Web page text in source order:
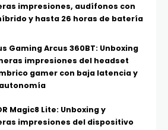
impresiones, audífonos con
y hasta 26 horas de batería
Gaming Arcus 360BT: Unboxing
impresiones del headset
gamer con baja latencia y
Magic8 Lite: Unboxing y
impresiones del dispositivo